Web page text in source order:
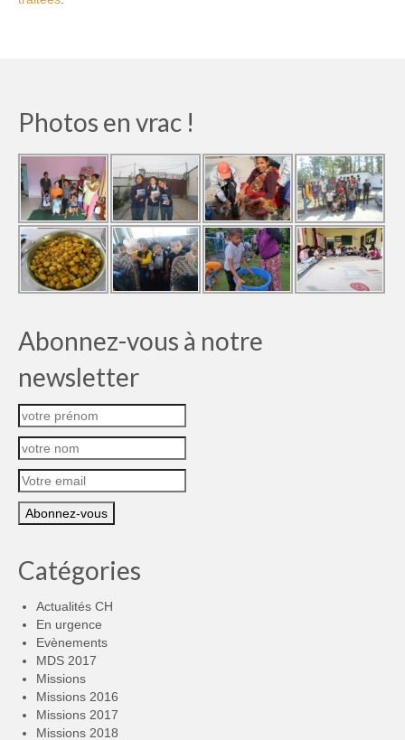
Photos en vrac !
Abonnez-vous à notre
newsletter
Catégories
Actualités CH
En urgence
Evènements
MDS 2017
Missions
Missions 2016
Missions 2017
Missions 2018